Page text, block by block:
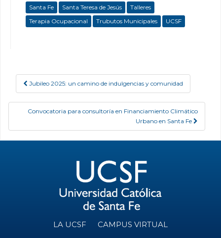
Santa Fe
Santa Teresa de Jesús
Talleres
Terapia Ocupacional
Trubutos Municipales UCSF
Post navigation
Jubileo 2025: un camino de indulgencias y comunidad
Convocatoria para consultoría en Financiamiento Climático
Urbano en Santa Fe
LA UCSF CAMPUS VIRTUAL